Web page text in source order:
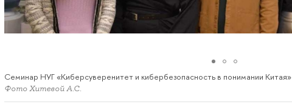
Семинар НУГ «Киберсуверенитет и кибербезопасность в понимании Китая»
Фото Хитевой А.С.